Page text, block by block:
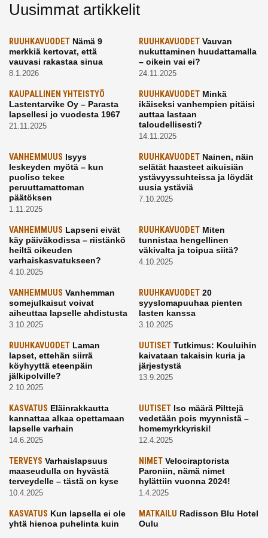
Uusimmat artikkelit
RUUHKAVUODET Nämä 9
merkkiä kertovat, että
vauvasi rakastaa sinua
8.1.2026
RUUHKAVUODETVauvan
nukuttaminen huudattamalla
– oikein vai ei?
24.11.2025
KAUPALLINEN YHTEISTYÖ
Lastentarvike Oy – Parasta
lapsellesi jo vuodesta 1967
21.11.2025
RUUHKAVUODETMinkä
ikäiseksi vanhempien pitäisi
auttaa lastaan
taloudellisesti?
14.11.2025
VANHEMMUUS Isyys
leskeyden myötä – kun
puoliso tekee
peruuttamattoman
päätöksen
1.11.2025
RUUHKAVUODETNainen, näin
selätät haasteet aikuisiän
ystävyyssuhteissa ja löydät
uusia ystäviä
7.10.2025
VANHEMMUUS Lapseni eivät
käy päiväkodissa – riistänkö
heiltä oikeuden
varhaiskasvatukseen?
4.10.2025
RUUHKAVUODETMiten
tunnistaa hengellinen
väkivalta ja toipua siitä?
4.10.2025
VANHEMMUUS Vanhemman
somejulkaisut voivat
aiheuttaa lapselle ahdistusta
3.10.2025
RUUHKAVUODET20
syyslomapuuhaa pienten
lasten kanssa
3.10.2025
RUUHKAVUODET Laman
lapset, ettehän siirrä
köyhyyttä eteenpäin
jälkipolville?
2.10.2025
UUTISETTutkimus: Kouluihin
kaivataan takaisin kuria ja
järjestystä
13.9.2025
KASVATUS Eläinrakkautta
kannattaa alkaa opettamaan
lapselle varhain
14.6.2025
UUTISETIso määrä Pilttejä
vedetään pois myynnistä –
homemyrkkyriski!
12.4.2025
TERVEYS Varhaislapsuus
maaseudulla on hyvästä
terveydelle – tästä on kyse
10.4.2025
NIMETVelociraptorista
Paroniin, nämä nimet
hylättiin vuonna 2024!
1.4.2025
KASVATUS Kun lapsella ei ole
yhtä hienoa puhelinta kuin
MATKAILU Radisson Blu Hotel
Oulu